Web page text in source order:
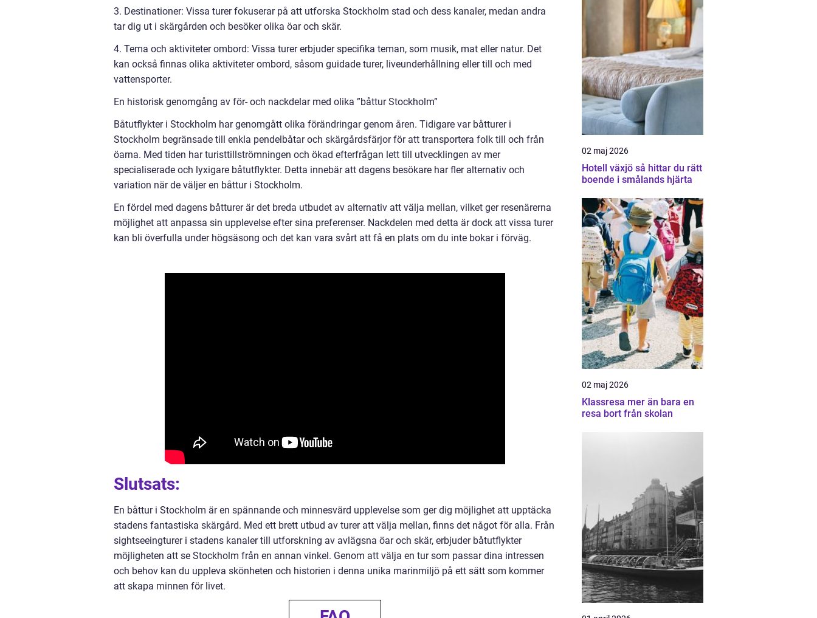
3. Destinationer: Vissa turer fokuserar på att utforska Stockholm stad och dess kanaler, medan andra
tar dig ut i skärgården och besöker olika öar och skär.
4. Tema och aktiviteter ombord: Vissa turer erbjuder specifika teman, som musik, mat eller natur. Det
kan också finnas olika aktiviteter ombord, såsom guidade turer, liveunderhållning eller till och med
vattensporter.
En historisk genomgång av för- och nackdelar med olika ”båttur Stockholm”
Båtutflykter i Stockholm har genomgått olika förändringar genom åren. Tidigare var båtturer i
Stockholm begränsade till enkla pendelbåtar och skärgårdsfärjor för att transportera folk till och från
öarna. Med tiden har turisttillströmningen och ökad efterfrågan lett till utvecklingen av mer
specialiserade och lyxigare båtutflykter. Detta innebär att dagens besökare har fler alternativ och
variation när de väljer en båttur i Stockholm.
En fördel med dagens båtturer är det breda utbudet av alternativ att välja mellan, vilket ger resenärerna
möjlighet att anpassa sin upplevelse efter sina preferenser. Nackdelen med detta är dock att vissa turer
kan bli överfulla under högsäsong och det kan vara svårt att få en plats om du inte bokar i förväg.
Slutsats:
En båttur i Stockholm är en spännande och minnesvärd upplevelse som ger dig möjlighet att upptäcka
stadens fantastiska skärgård. Med ett brett utbud av turer att välja mellan, finns det något för alla. Från
sightseeingturer i stadens kanaler till utforskning av avlägsna öar och skär, erbjuder båtutflykter
möjligheten att se Stockholm från en annan vinkel. Genom att välja en tur som passar dina intressen
och behov kan du uppleva skönheten och historien i denna unika marinmiljö på ett sätt som kommer
att skapa minnen för livet.
02 maj 2026
Hotell växjö så hittar du rätt
boende i smålands hjärta
02 maj 2026
Klassresa mer än bara en
resa bort från skolan